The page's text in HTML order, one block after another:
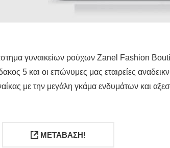
γυναικείων ρούχων Zanel Fashion
5 και οι επώνυμες μας εταιρείες
με την μεγάλη γκάμα ενδυμάτων και
ΜΕΤΑΒΑΣΗ!